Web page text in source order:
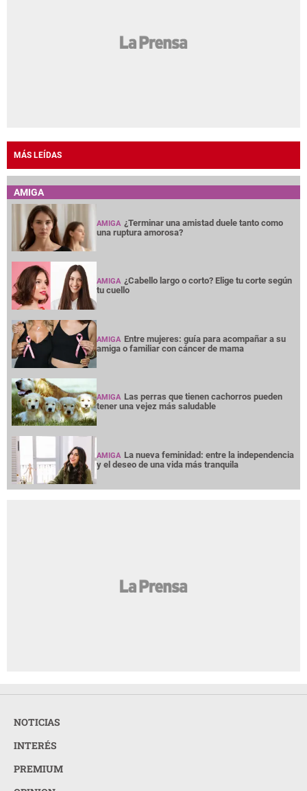
MÁS LEÍDAS
AMIGA
AMIGA ¿Terminar una amistad duele tanto como
una ruptura amorosa?
AMIGA ¿Cabello largo o corto? Elige tu corte según
tu cuello
AMIGA Entre mujeres: guía para acompañar a su
amiga o familiar con cáncer de mama
AMIGA Las perras que tienen cachorros pueden
tener una vejez más saludable
AMIGA La nueva feminidad: entre la independencia
y el deseo de una vida más tranquila
NOTICIAS
INTERÉS
PREMIUM